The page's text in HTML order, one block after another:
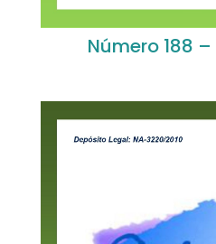
Número 188